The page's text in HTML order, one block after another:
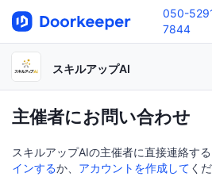
050-
7844
スキルアップAI
主催者にお問い合わせ
スキルアップAIの主催者に直接連絡す
インするか、 アカウントを作成して く